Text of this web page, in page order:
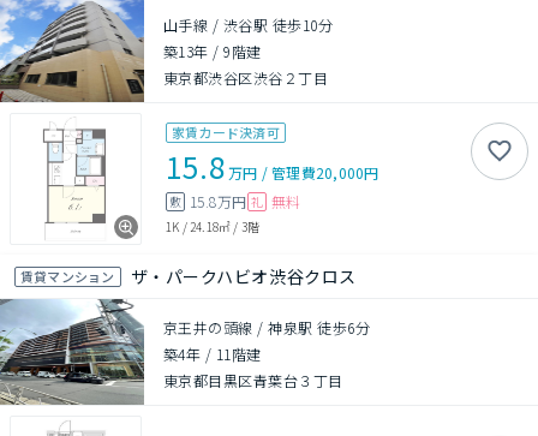
山手線 / 渋谷駅 徒歩10分
築13年 /9階建
東京都渋谷区渋谷２丁目
家賃カード決済可
15.8万円 /管理費20,000円
敷 15.8万円 礼 無料
1K /24.18㎡ / 3階
賃貸マンション ザ・パークハビオ渋谷クロス
京王井の頭線 / 神泉駅 徒歩6分
築4年 / 11階建
東京都目黒区青葉台３丁目